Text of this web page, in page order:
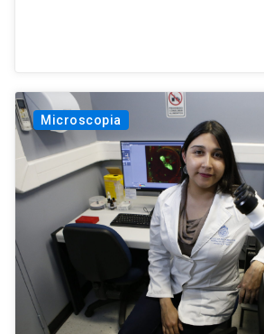
Microscopia